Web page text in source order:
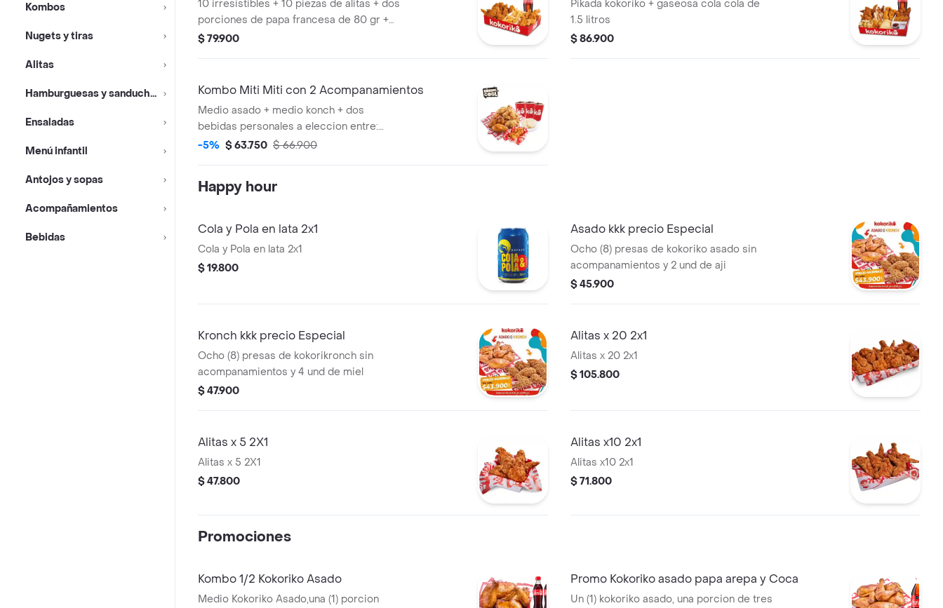
Kombos
Nugets y tiras
Alitas
Hamburguesas y sanduches
Ensaladas
Menú infantil
Antojos y sopas
Acompañamientos
Bebidas
10 irresistibles + 10 piezas de alitas + dos
porciones de papa francesa de 80 gr +
ensalada kokoriko y salsas acompañado
$ 79.900
Pikada kokoriko + gaseosa cola cola de
1.5 litros
$ 86.900
Kombo Miti Miti con 2 Acompanamientos
Medio asado + medio konch + dos
bebidas personales a eleccion entre:
gaseosa de 400 ml - agua saborizada,
-5% $ 63.750 $ 66.900
Happy hour
Cola y Pola en lata 2x1
Cola y Pola en lata 2x1
$ 19.800
Asado kkk precio Especial
Ocho (8) presas de kokoriko asado sin
acompanamientos y 2 und de aji
$ 45.900
Kronch kkk precio Especial
Ocho (8) presas de kokorikronch sin
acompanamientos y 4 und de miel
$ 47.900
Alitas x 20 2x1
Alitas x 20 2x1
$ 105.800
Alitas x 5 2X1
Alitas x 5 2X1
$ 47.800
Alitas x10 2x1
Alitas x10 2x1
$ 71.800
Promociones
Kombo 1/2 Kokoriko Asado
Medio Kokoriko Asado,una (1) porcion
Promo Kokoriko asado papa arepa y Coca
Un (1) kokoriko asado, una porcion de tres